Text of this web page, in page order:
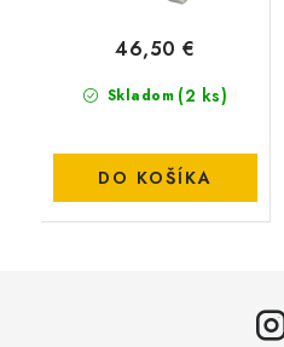
Skladom (2 ks)
46,50 €
DO KOŠÍKA